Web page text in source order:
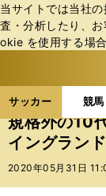
当サイトでは当社
査・分析したり、
okie を使⽤する場
サッカー 競馬
ス
ポ
ル
サッカー
規格外の10
イングラン
2020年05月31日